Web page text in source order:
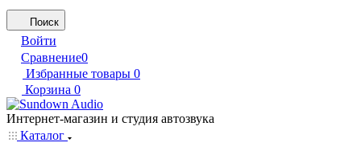
Поиск
Войти
Сравнение0
Избранные товары 0
Корзина 0
Интернет-магазин и студия автозвука
Каталог